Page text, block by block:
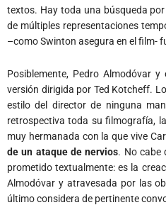
textos. Hay toda una búsqueda
de múltiples representaciones
–como Swinton asegura en el film-
Posiblemente, Pedro Almodóvar
versión dirigida por Ted Kotcheff.
estilo del director de ninguna
retrospectiva toda su filmografía,
muy hermanada con la que vive
de un ataque de nervios. No cabe
prometido textualmente: es la
Almodóvar y atravesada por las
último considera de pertinente